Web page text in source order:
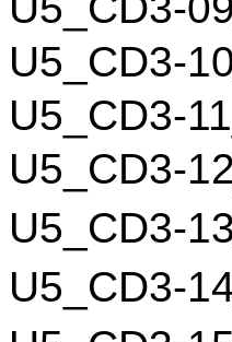
U5_CD3-
U5_CD3-
U5_CD3-
U5_CD3-
U5_CD3-